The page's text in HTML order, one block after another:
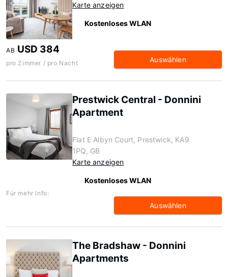
Karte anzeigen
Kostenloses WLAN
AB USD 384
pro Zimmer / pro Nacht Auswählen
Prestwick Central - Donnini
Apartment
Flat E Albyn Court, Prestwick, KA9
1PQ, GB
Karte anzeigen
Kostenloses WLAN
Für mehr Info:
Auswählen
The Bradshaw - Donnini
Apartments